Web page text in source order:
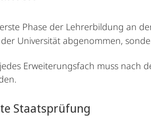
Phase der Lehrerbildung an
Universität abgenommen,
Erweiterungsfach muss nach
Staatsprüfung